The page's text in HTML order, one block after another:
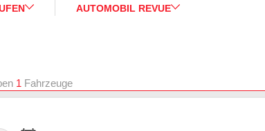
AUTOMOBIL REVUE
1 Fahrzeuge